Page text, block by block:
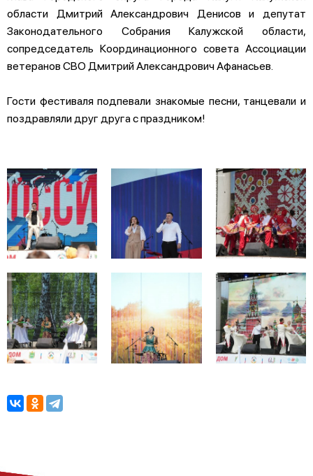
области Дмитрий Александрович Денисов и депутат
Законодательного Собрания Калужской области,
сопредседатель Координационного совета Ассоциации
ветеранов СВО Дмитрий Александрович Афанасьев.
Гости фестиваля подпевали знакомые песни, танцевали и
поздравляли друг друга с праздником!